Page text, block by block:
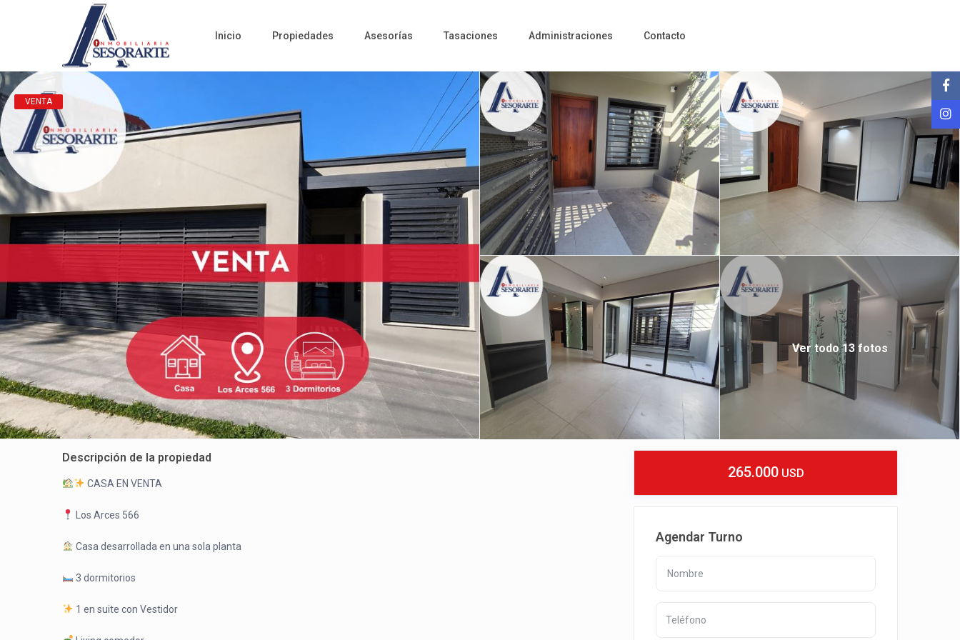
Inicio Propiedades Asesorías Tasaciones Administraciones Contacto
VENTA
Ver todo 13 fotos
Descripción de la propiedad
CASA EN VENTA
Los Arces 566
Casa desarrollada en una sola planta
3 dormitorios
1 en suite con Vestidor
265.000USD
Agendar Turno